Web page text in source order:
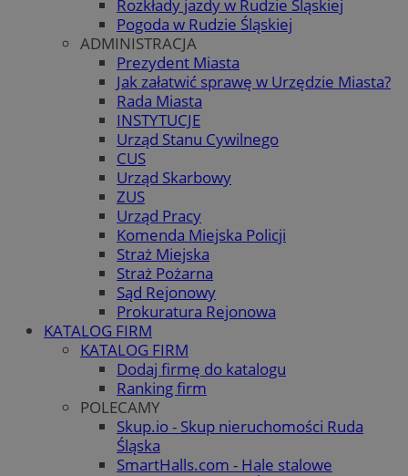
Rozkłady jazdy w Rudzie Śląskiej
Pogoda w Rudzie Śląskiej
ADMINISTRACJA
Prezydent Miasta
Jak załatwić sprawę w Urzędzie Miasta?
Rada Miasta
INSTYTUCJE
Urząd Stanu Cywilnego
CUS
Urząd Skarbowy
ZUS
Urząd Pracy
Komenda Miejska Policji
Straż Miejska
Straż Pożarna
Sąd Rejonowy
Prokuratura Rejonowa
KATALOG FIRM
KATALOG FIRM
Dodaj firmę do katalogu
Ranking firm
POLECAMY
Skup.io - Skup nieruchomości Ruda
Śląska
SmartHalls.com - Hale stalowe